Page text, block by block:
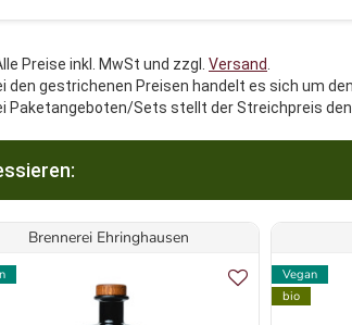
Preise inkl. MwSt und zzgl. Versand
den gestrichenen Preisen handelt es sich um
Paketangeboten/Sets stellt der Streichpreis
Brennerei Ehringhausen
Vegan
bio